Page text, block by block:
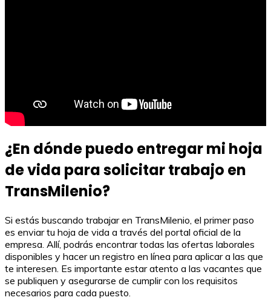
¿En dónde puedo entregar mi hoja
de vida para solicitar trabajo en
TransMilenio?
Si estás buscando trabajar en TransMilenio, el primer paso
es enviar tu hoja de vida a través del portal oficial de la
empresa. Allí, podrás encontrar todas las ofertas laborales
disponibles y hacer un registro en línea para aplicar a las que
te interesen. Es importante estar atento a las vacantes que
se publiquen y asegurarse de cumplir con los requisitos
necesarios para cada puesto.